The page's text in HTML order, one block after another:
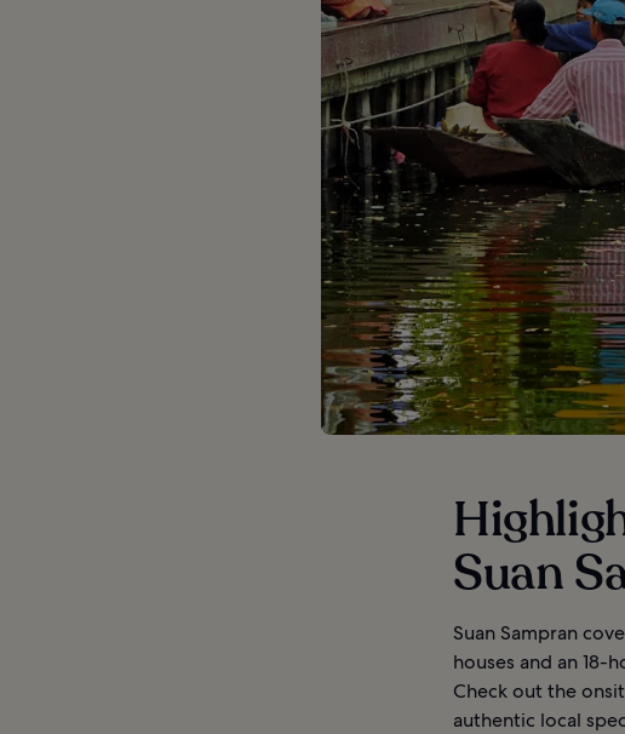
Suan
Suan Sampran
houses and an 18-
Check out the
authentic local